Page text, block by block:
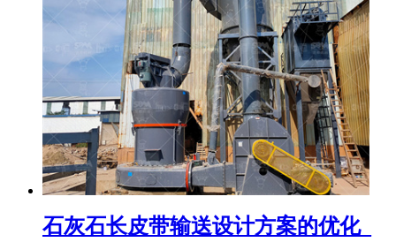
石灰石长皮带输送设计方案的优化_